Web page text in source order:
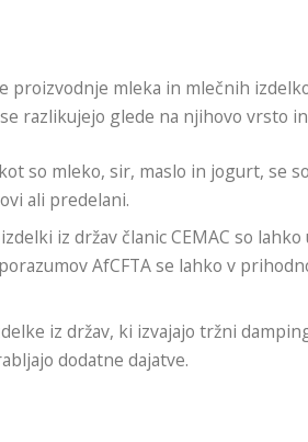
proizvodnje mleka in mlečnih
razlikujejo glede na njihovo vrsto
so mleko, sir, maslo in jogurt, se
ali predelani.
iz držav članic CEMAC so
AfCFTA se lahko v
iz držav, ki izvajajo tržni
dodatne dajatve.